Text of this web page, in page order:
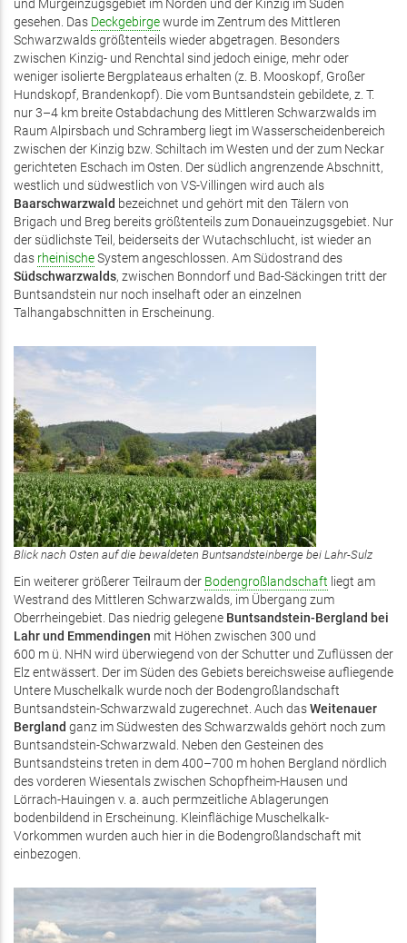
und Murgeinzugsgebiet im Norden und der Kinzig im Süden
gesehen. Das Deckgebirgewurde im Zentrum des Mittleren
Schwarzwalds größtenteils wieder abgetragen. Besonders
zwischen Kinzig- und Renchtal sind jedoch einige, mehr oder
weniger isolierte Bergplateaus erhalten (z. B. Mooskopf, Großer
Hundskopf, Brandenkopf). Die vom Buntsandstein gebildete, z. T.
nur 3–4 km breite Ostabdachung des Mittleren Schwarzwalds im
Raum Alpirsbach und Schramberg liegt im Wasserscheidenbereich
zwischen der Kinzig bzw. Schiltach im Westen und der zum Neckar
gerichteten Eschach im Osten. Der südlich angrenzende Abschnitt,
westlich und südwestlich von VS-Villingen wird auch als
Baarschwarzwald bezeichnet und gehört mit den Tälern von
Brigach und Breg bereits größtenteils zum Donaueinzugsgebiet. Nur
der südlichste Teil, beiderseits der Wutachschlucht, ist wieder an
das rheinischeSystem angeschlossen. Am Südostrand des
Südschwarzwalds, zwischen Bonndorf und Bad-Säckingen tritt der
Buntsandstein nur noch inselhaft oder an einzelnen
Talhangabschnitten in Erscheinung.
Blick nach Osten auf die bewaldeten Buntsandsteinberge bei Lahr-Sulz
Ein weiterer größerer Teilraum der Bodengroßlandschaft liegt am
Westrand des Mittleren Schwarzwalds, im Übergang zum
Oberrheingebiet. Das niedrig gelegene Buntsandstein-Bergland bei
Lahr und Emmendingen mit Höhen zwischen 300 und
600 m ü. NHN wird überwiegend von der Schutter und Zuflüssen der
Elz entwässert. Der im Süden des Gebiets bereichsweise aufliegende
Untere Muschelkalk wurde noch der Bodengroßlandschaft
Buntsandstein-Schwarzwald zugerechnet. Auch dasWeitenauer
Bergland ganz im Südwesten des Schwarzwalds gehört noch zum
Buntsandstein-Schwarzwald. Neben den Gesteinen des
Buntsandsteins treten in dem 400–700 m hohen Bergland nördlich
des vorderen Wiesentals zwischen Schopfheim-Hausen und
Lörrach-Hauingen v. a. auch permzeitliche Ablagerungen
bodenbildend in Erscheinung. Kleinflächige Muschelkalk-
Vorkommen wurden auch hier in die Bodengroßlandschaft mit
einbezogen.